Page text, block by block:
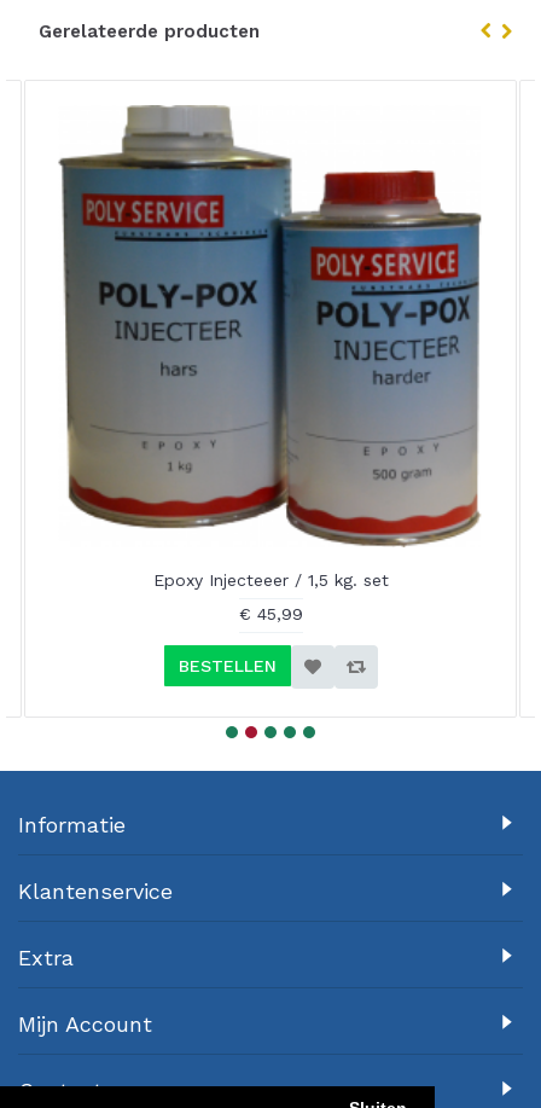
Gerelateerde producten
Epoxy Injecteeer / 1,5 kg. set
€ 45,99
BESTELLEN
Informatie
Klantenservice
Extra
Mijn Account
Contact